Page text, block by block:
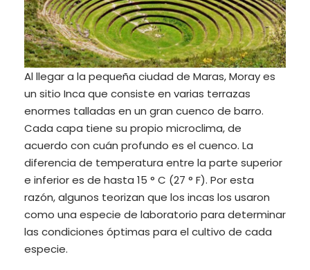
Al llegar a la pequeña ciudad de Maras, Moray es
un sitio Inca que consiste en varias terrazas
enormes talladas en un gran cuenco de barro.
Cada capa tiene su propio microclima, de
acuerdo con cuán profundo es el cuenco. La
diferencia de temperatura entre la parte superior
e inferior es de hasta 15 ° C (27 ° F). Por esta
razón, algunos teorizan que los incas los usaron
como una especie de laboratorio para determinar
las condiciones óptimas para el cultivo de cada
especie.